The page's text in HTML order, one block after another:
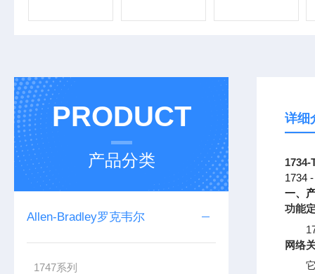
PRODUCT
产品分类
Allen-Bradley罗克韦尔
1747系列
详细
1734
一、
功能
网络